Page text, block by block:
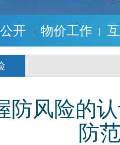
开 物价工作
防风险的
防